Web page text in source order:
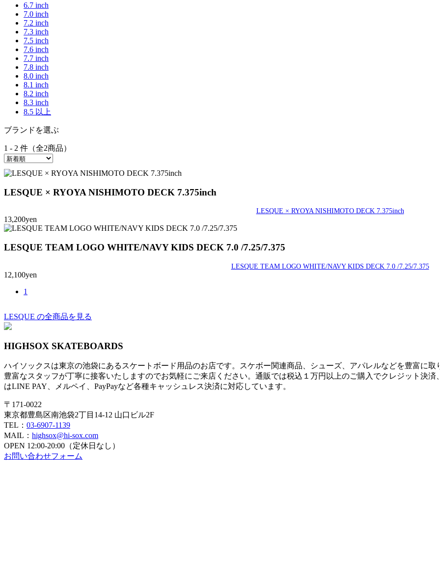
6.7 inch
7.0 inch
7.2 inch
7.3 inch
7.5 inch
7.6 inch
7.7 inch
7.8 inch
8.0 inch
8.1 inch
8.2 inch
8.3 inch
8.5 以上
ブランドを選ぶ
1 - 2 件（全2商品）
LESQUE × RYOYA NISHIMOTO DECK 7.375inch
LESQUE × RYOYA NISHIMOTO DECK 7.375inch
13,200yen
LESQUE TEAM LOGO WHITE/NAVY KIDS DECK 7.0 /7.25/7.375
LESQUE TEAM LOGO WHITE/NAVY KIDS DECK 7.0 /7.25/7.375
12,100yen
1
LESQUE の全商品を見る
HIGHSOX SKATEBOARDS
ハイソックスは東京の池袋にあるスケートボード用品のお店です。スケボー関連商品、シューズ、アパレルなどを豊富に
豊富なスタッフが丁寧に接客いたしますのでお気軽にご来店ください。通販では税込１万円以上のご購入でクレジット決
はLINE PAY、メルペイ、PayPayなど各種キャッシュレス決済に対応しています。
〒171-0022
東京都豊島区南池袋2丁目14-12 山口ビル2F
TEL： 03-6907-1139
MAIL： highsox@hi-sox.com
OPEN 12:00-20:00（定休日なし）
お問い合わせフォーム